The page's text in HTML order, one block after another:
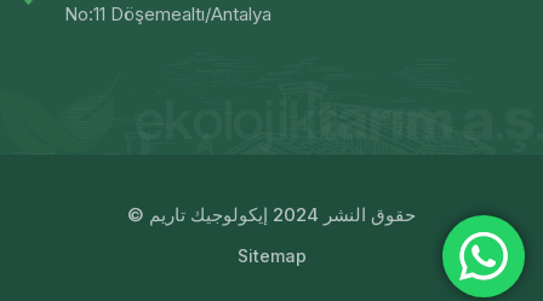
No:11 Döşemealtı/Antalya
© حقوق النشر 2024 إيكولوجيك تاريم
Sitemap